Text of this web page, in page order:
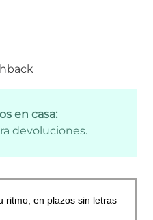
en casa:
devoluciones.